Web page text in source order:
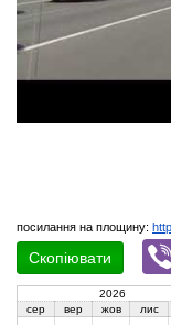
посилання на площину:
Скопіювати
2026
сер
вер жов лис